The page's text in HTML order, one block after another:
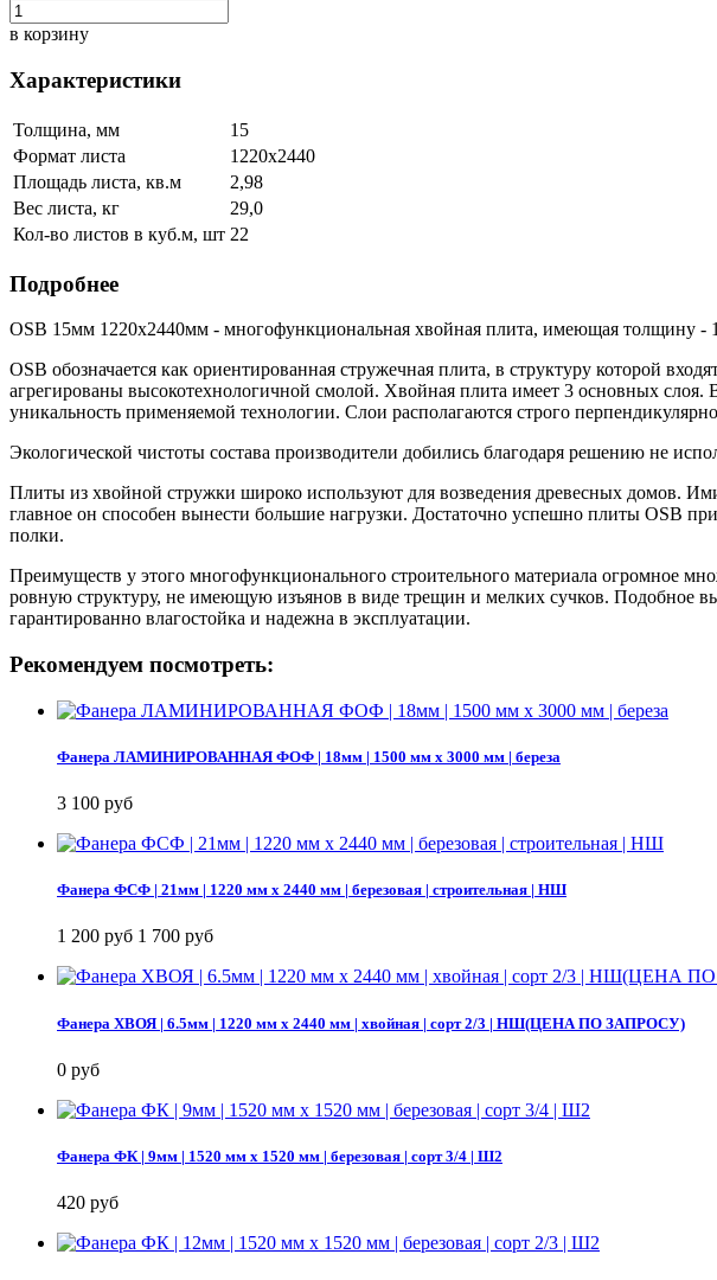
в корзину
Характеристики
Толщина, мм
15
Формат листа
1220х2440
Площадь листа, кв.м
2,98
Вес листа, кг
29,0
Кол-во листов в куб.м, шт 22
Подробнее
OSB 15мм 1220х2440мм - многофункциональная хвойная плита, имеющая толщину
OSB обозначается как ориентированная стружечная плита, в структуру которой
агрегированы высокотехнологичной смолой. Хвойная плита имеет 3 основных
уникальность применяемой технологии. Слои располагаются строго
Экологической чистоты состава производители добились благодаря решению не
Плиты из хвойной стружки широко используют для возведения древесных домов.
главное он способен вынести большие нагрузки. Достаточно успешно плиты OSB
полки.
Преимуществ у этого многофункционального строительного материала огромное
ровную структуру, не имеющую изъянов в виде трещин и мелких сучков. Подобное
гарантированно влагостойка и надежна в эксплуатации.
Рекомендуем посмотреть:
Фанера ЛАМИНИРОВАННАЯ ФОФ | 18мм | 1500 мм х 3000 мм | береза
3 100 руб
Фанера ФСФ | 21мм | 1220 мм х 2440 мм | березовая | строительная | НШ
1 200 руб 1 700 руб
Фанера ХВОЯ | 6.5мм | 1220 мм х 2440 мм | хвойная | сорт 2/3 | НШ(ЦЕНА ПО ЗАПРОСУ)
0 руб
Фанера ФК | 9мм | 1520 мм х 1520 мм | березовая | сорт 3/4 | Ш2
420 руб